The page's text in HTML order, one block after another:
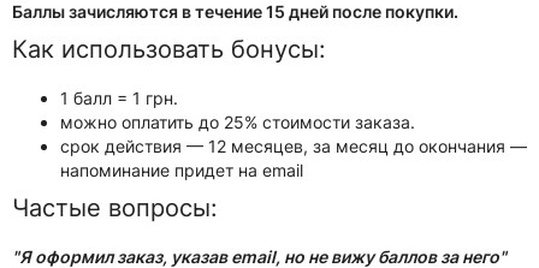
Баллы зачисляются в течение 15 дней после покупки.
Как использовать бонусы:
1 балл = 1 грн.
можно оплатить до 25% стоимости заказа.
срок действия — 12 месяцев, за месяц до окончания —
напоминание придет на email
Частые вопросы:
"Я оформил заказ, указав email, но не вижу баллов за него"